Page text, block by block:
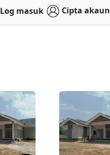
Log masuk Cipta akaun